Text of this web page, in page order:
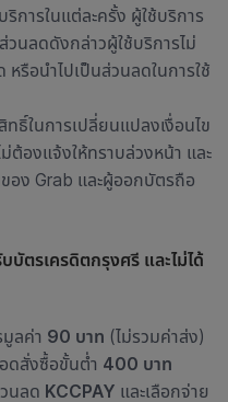
การในแต่ละครั้ง ผู้ใช้บริการ
นลดดังกล่าวผู้ใช้บริการไม่
รือนำไปเป็นส่วนลดในการใช้
ธิ์ในการเปลี่ยนแปลงเงื่อนไข
ต้องแจ้งให้ทราบล่วงหน้า และ
ง Grab และผู้ออกบัตรถือ
บัตรเครดิตกรุงศรี และไม่ได้
ลค่า 90 บาท (ไม่รวมค่าส่ง)
ดสั่งซื้อขั้นต่ำ 400 บาท
นลด KCCPAY และเลือกจ่าย